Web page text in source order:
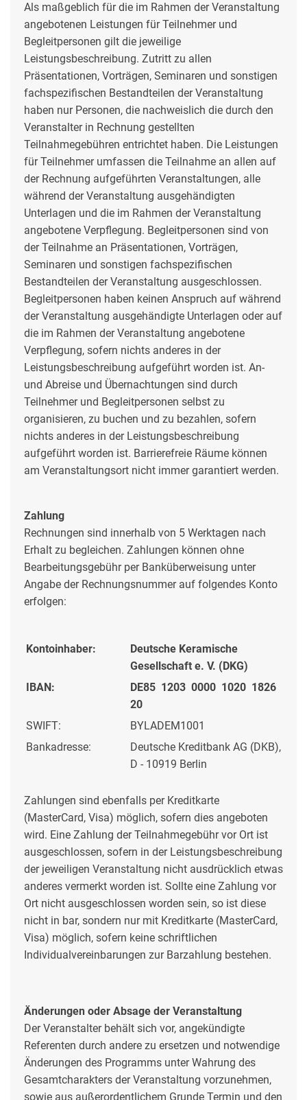
Als maßgeblich für die im Rahmen der Veranstaltung
angebotenen Leistungen für Teilnehmer und
Begleitpersonen gilt die jeweilige
Leistungsbeschreibung. Zutritt zu allen
Präsentationen, Vorträgen, Seminaren und sonstigen
fachspezifischen Bestandteilen der Veranstaltung
haben nur Personen, die nachweislich die durch den
Veranstalter in Rechnung gestellten
Teilnahmegebühren entrichtet haben. Die Leistungen
für Teilnehmer umfassen die Teilnahme an allen auf
der Rechnung aufgeführten Veranstaltungen, alle
während der Veranstaltung ausgehändigten
Unterlagen und die im Rahmen der Veranstaltung
angebotene Verpflegung. Begleitpersonen sind von
der Teilnahme an Präsentationen, Vorträgen,
Seminaren und sonstigen fachspezifischen
Bestandteilen der Veranstaltung ausgeschlossen.
Begleitpersonen haben keinen Anspruch auf während
der Veranstaltung ausgehändigte Unterlagen oder auf
die im Rahmen der Veranstaltung angebotene
Verpflegung, sofern nichts anderes in der
Leistungsbeschreibung aufgeführt worden ist. An-
und Abreise und Übernachtungen sind durch
Teilnehmer und Begleitpersonen selbst zu
organisieren, zu buchen und zu bezahlen, sofern
nichts anderes in der Leistungsbeschreibung
aufgeführt worden ist. Barrierefreie Räume können
am Veranstaltungsort nicht immer garantiert werden.
Zahlung
Rechnungen sind innerhalb von 5 Werktagen nach
Erhalt zu begleichen. Zahlungen können ohne
Bearbeitungsgebühr per Banküberweisung unter
Angabe der Rechnungsnummer auf folgendes Konto
erfolgen:
Kontoinhaber:
Deutsche Keramische
Gesellschaft e. V. (DKG)
IBAN:
DE85 1203 0000 1020 1826
20
SWIFT:
BYLADEM1001
Bankadresse:
Deutsche Kreditbank AG (DKB),
D - 10919 Berlin
Zahlungen sind ebenfalls per Kreditkarte
(MasterCard, Visa) möglich, sofern dies angeboten
wird. Eine Zahlung der Teilnahmegebühr vor Ort ist
ausgeschlossen, sofern in der Leistungsbeschreibung
der jeweiligen Veranstaltung nicht ausdrücklich etwas
anderes vermerkt worden ist. Sollte eine Zahlung vor
Ort nicht ausgeschlossen worden sein, so ist diese
nicht in bar, sondern nur mit Kreditkarte (MasterCard,
Visa) möglich, sofern keine schriftlichen
Individualvereinbarungen zur Barzahlung bestehen.
Änderungen oder Absage der Veranstaltung
Der Veranstalter behält sich vor, angekündigte
Referenten durch andere zu ersetzen und notwendige
Änderungen des Programms unter Wahrung des
Gesamtcharakters der Veranstaltung vorzunehmen,
sowie aus außerordentlichem Grunde Termin und den